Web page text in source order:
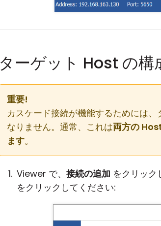
ターゲット Host の構
重要!
カスケード接続が機能するためには
なりません。通常、これは両方の
ます。
Viewer で、 接続の追加 をクリック
をクリックしてください: